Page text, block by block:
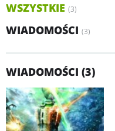
WSZYSTKIE (3)
WIADOMOŚCI (3)
WIADOMOŚCI (3)